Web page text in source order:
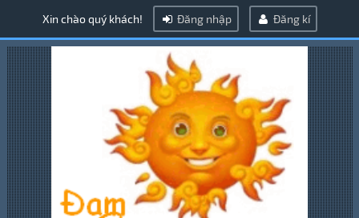
Xin chào quý khách! Đăng nhập Đăng kí